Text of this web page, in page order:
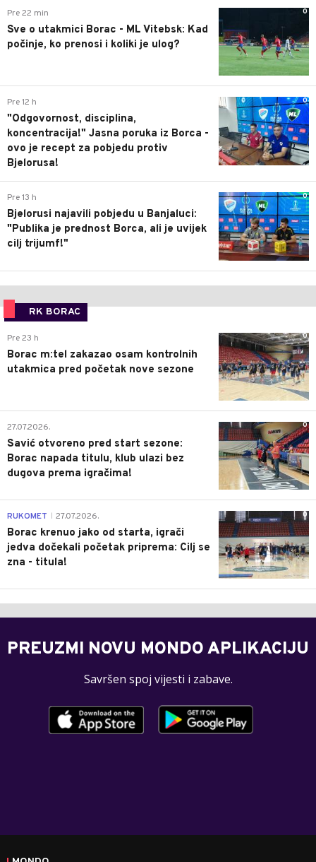
0
Pre 22 min
Sve o utakmici Borac - ML Vitebsk: Kad
počinje, ko prenosi i koliki je ulog?
0
Pre 12 h
"Odgovornost, disciplina,
koncentracija!" Jasna poruka iz Borca -
ovo je recept za pobjedu protiv
Bjelorusa!
0
Pre 13 h
Bjelorusi najavili pobjedu u Banjaluci:
"Publika je prednost Borca, ali je uvijek
cilj trijumf!"
RK BORAC
0
Pre 23 h
Borac m:tel zakazao osam kontrolnih
utakmica pred početak nove sezone
0
27.07.2026.
Savić otvoreno pred start sezone:
Borac napada titulu, klub ulazi bez
dugova prema igračima!
0
RUKOMET 27.07.2026.
Borac krenuo jako od starta, igrači
jedva dočekali početak priprema: Cilj se
zna - titula!
PREUZMI NOVU MONDO APLIKACIJU
Savršen spoj vijesti i zabave.